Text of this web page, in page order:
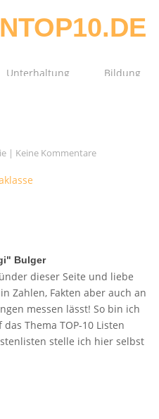
Unterhaltung Bildung
| Keine Kommentare
Bulger
dieser Seite und liebe
Zahlen, Fakten aber auch an
messen lässt! So bin ich
Thema TOP-10 Listen
stelle ich hier selbst